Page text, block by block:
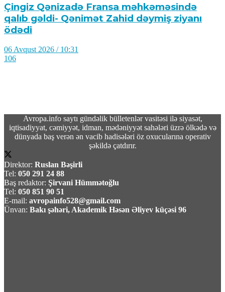
Çingiz Qənizadə Fransa məhkəməsində
qalıb gəldi- Qənimət Zahid dəymiş ziyanı
ödədi
06 Avqust 2026 / 10:31
106
MKİ-nin Kubada əməliyyatları
genişləndirmək üçün “işçi qrupu” yaratdığı
06 Avqust 2026 / 10:22
1
Avropa.info saytı gündəlik bülletenlər vasitəsi ilə siyasət,
iqtisadiyyat, cəmiyyət, idman, mədəniyyət sahələri üzrə ölkədə və
dünyada baş verən ən vacib hadisələri öz oxucularına operativ
şəkildə çatdırır.
Direktor: Ruslan Bəşirli
Tel: 050 291 24 88
Baş redaktor: Şirvani Hümmətoğlu
Tel: 050 851 90 51
E-mail: avropainfo528@gmail.com
Ünvan: Bakı şəhəri, Akademik Həsən Əliyev küçəsi 96